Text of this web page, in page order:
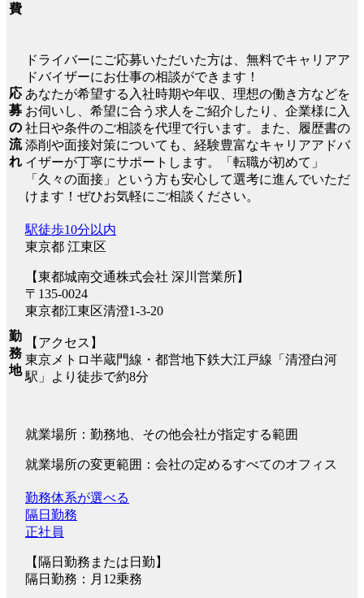
費
応
募
の
流
れ
ドライバーにご応募いただいた方は、無料でキャリアア
ドバイザーにお仕事の相談ができます！
あなたが希望する入社時期や年収、理想の働き方などを
お伺いし、希望に合う求人をご紹介したり、企業様に入
社日や条件のご相談を代理で行います。また、履歴書の
添削や面接対策についても、経験豊富なキャリアアドバ
イザーが丁寧にサポートします。「転職が初めて」
「久々の面接」という方も安心して選考に進んでいただ
けます！ぜひお気軽にご相談ください。
勤
務
地
駅徒歩10分以内
東京都 江東区
【東都城南交通株式会社 深川営業所】
〒135-0024
東京都江東区清澄1-3-20
【アクセス】
東京メトロ半蔵門線・都営地下鉄大江戸線「清澄白河
駅」より徒歩で約8分
就業場所：勤務地、その他会社が指定する範囲
就業場所の変更範囲：会社の定めるすべてのオフィス
勤務体系が選べる
隔日勤務
正社員
【隔日勤務または日勤】
隔日勤務：月12乗務